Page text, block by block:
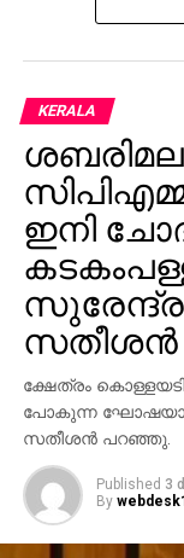
ഗുരുതരമെന്ന്
DON'T MISS
ഗുജറാത്തിനെ
മടങ്ങി; അമിത്
വിമര്‍ശനം
KERALA
ഇനി
സതീശന്‍
ക്ഷേത്രം
പോകുന്ന
സതീശന്‍ പറഞ്ഞു.
Published 3
By